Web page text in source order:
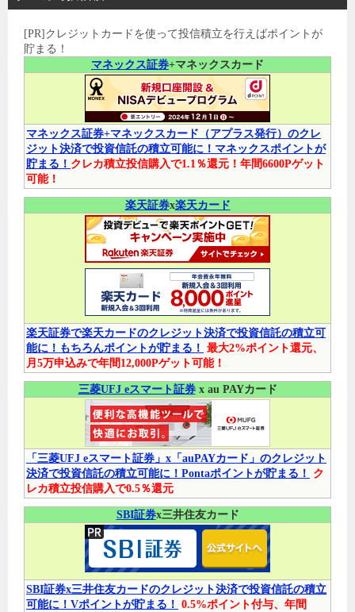
[PR]クレジットカードを使って投信積立を行えばポイントが
貯まる！
マネックス証券+マネックスカード
マネックス証券+マネックスカード（アプラス発行）のクレ
ジット決済で投資信託の積立可能に！マネックスポイントが
貯まる！ クレカ積立投信購入で1.1％還元！年間6600Pゲット
可能！
楽天証券x楽天カード
楽天証券で楽天カードのクレジット決済で投資信託の積立可
能に！もちろんポイントが貯まる！ 最大2%ポイント還元、
月5万申込みで年間12,000Pゲット可能！
三菱UFJ eスマート証券x au PAYカード
「三菱UFJ eスマート証券」x「auPAYカード」のクレジット
決済で投資信託の積立可能に！Pontaポイントが貯まる！
ク
レカ積立投信購入で0.5％還元
SBI証券x三井住友カード
SBI証券x三井住友カードのクレジット決済で投資信託の積立
可能に！Vポイントが貯まる！ 0.5%ポイント付与、年間